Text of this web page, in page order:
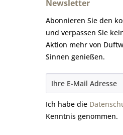
Newsletter
Abonnieren Sie den
und verpassen Sie
Aktion mehr von
Sinnen genießen.
Ich habe die
Kenntnis genommen.